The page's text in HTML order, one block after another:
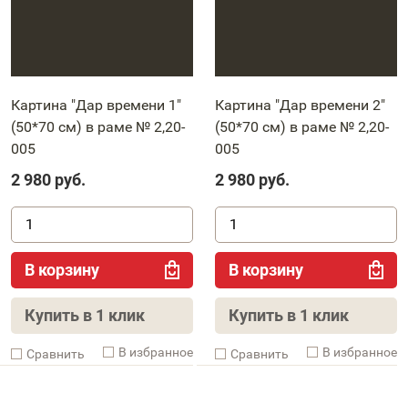
Картина "Дар времени 1"
(50*70 см) в раме № 2,20-
005
2 980 руб.
В корзину
Купить в 1 клик
Cравнить В избранное
Картина "Дар времени 2"
(50*70 см) в раме № 2,20-
005
2 980 руб.
В корзину
Купить в 1 клик
Cравнить В избранное